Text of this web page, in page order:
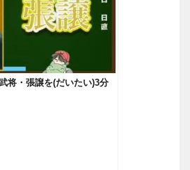
将・張譲を(だいたい)3分